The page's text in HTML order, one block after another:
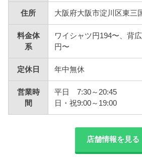
住所 大阪府大阪市淀川区東三
料金体
系
ワイシャツ円194〜、背
円〜
定休日 年中無休
営業時
間
平日 7:30～20:45
日・祝9:00～19:00
店舗情報を見る